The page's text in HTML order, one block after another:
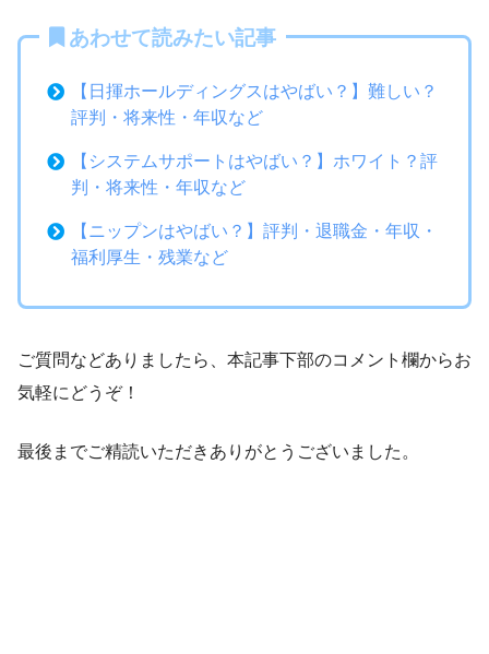
あわせて読みたい記事
【日揮ホールディングスはやばい？】難しい？
評判・将来性・年収など
【システムサポートはやばい？】ホワイト？評
判・将来性・年収など
【ニップンはやばい？】評判・退職金・年収・
福利厚生・残業など
ご質問などありましたら、本記事下部のコメント欄からお
気軽にどうぞ！
最後までご精読いただきありがとうございました。